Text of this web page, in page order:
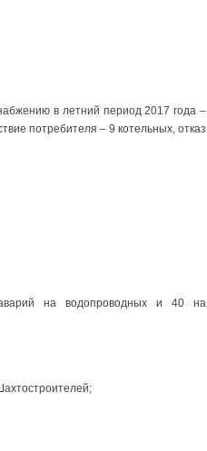
в летний период 2017 года –
потребителя – 9 котельных, отказ
на водопроводных и 40 на